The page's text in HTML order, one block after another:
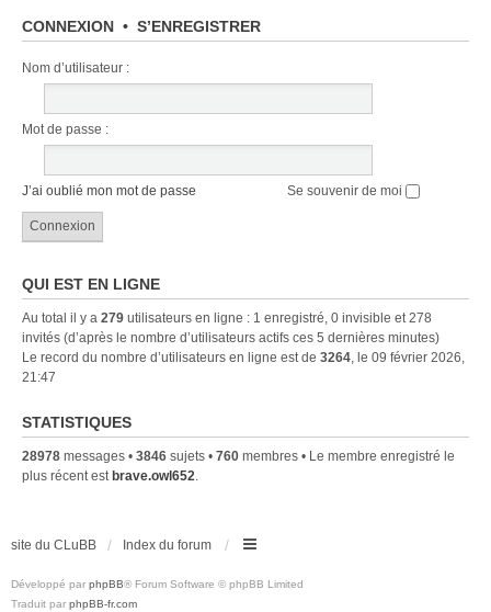
CONNEXION • S’ENREGISTRER
Nom d’utilisateur :
Mot de passe :
J’ai oublié mon mot de passe Se souvenir de moi
QUI EST EN LIGNE
Au total il y a 279 utilisateurs en ligne : 1 enregistré, 0 invisible et 278
invités (d’après le nombre d’utilisateurs actifs ces 5 dernières minutes)
Le record du nombre d’utilisateurs en ligne est de 3264, le 09 février 2026,
21:47
STATISTIQUES
28978 messages • 3846 sujets • 760 membres • Le membre enregistré le
plus récent estbrave.owl652.
site du CLuBB Index du forum
Développé par phpBB® Forum Software © phpBB Limited
Traduit par phpBB-fr.com